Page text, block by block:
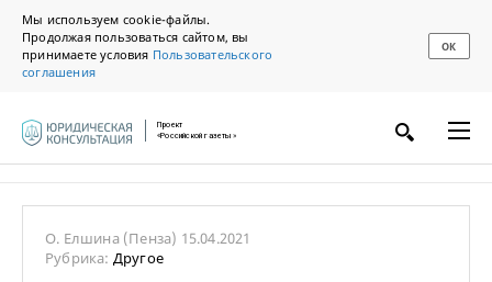
Мы используем cookie-файлы.
Продолжая пользоваться сайтом, вы
принимаете условия Пользовательского
соглашения
ОК
Проект
«Российской газеты»
О. Елшина(Пенза) 15.04.2021
Рубрика: Другое